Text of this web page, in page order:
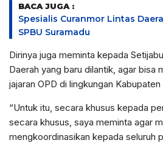
BACA JUGA :
Spesialis Curanmor Lintas
SPBU Suramadu
Dirinya juga meminta kepada
Daerah yang baru dilantik, agar bisa
jajaran OPD di lingkungan Kabupaten
“Untuk itu, secara khusus kepada
secara khusus, saya meminta agar
mengkoordinasikan kepada seluruh